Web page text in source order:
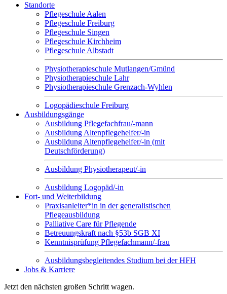
Standorte
Pflegeschule Aalen
Pflegeschule Freiburg
Pflegeschule Singen
Pflegeschule Kirchheim
Pflegeschule Albstadt
Physiotherapieschule Mutlangen/Gmünd
Physiotherapieschule Lahr
Physiotherapieschule Grenzach-Wyhlen
Logopädieschule Freiburg
Ausbildungsgänge
Ausbildung Pflegefachfrau/-mann
Ausbildung Altenpflegehelfer/-in
Ausbildung Altenpflegehelfer/-in (mit
Deutschförderung)
Ausbildung Physiotherapeut/-in
Ausbildung Logopäd/-in
Fort- und Weiterbildung
Praxisanleiter*in in der generalistischen
Pflegeausbildung
Palliative Care für Pflegende
Betreuungskraft nach §53b SGB XI
Kenntnisprüfung Pflegefachmann/-frau
Ausbildungsbegleitendes Studium bei der HFH
Jobs & Karriere
Jetzt den nächsten großen Schritt wagen.